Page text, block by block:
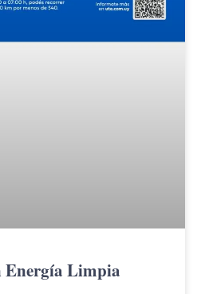
Energía Limpia